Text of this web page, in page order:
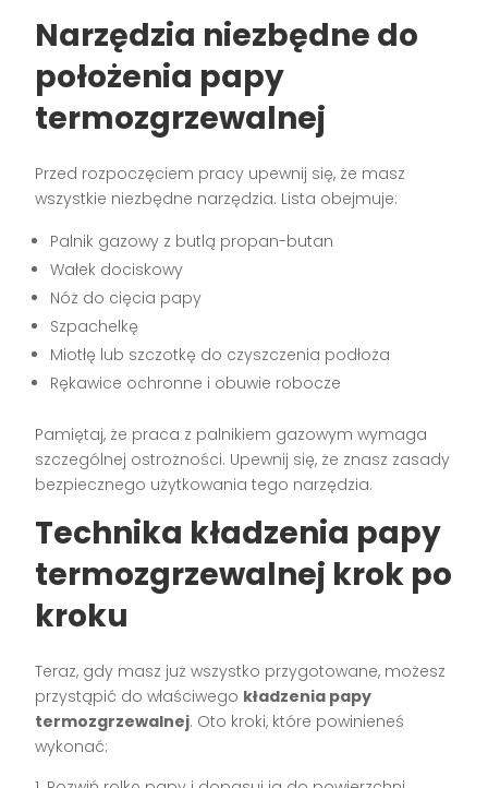
Narzędzia niezbędne do
położenia papy
termozgrzewalnej
Przed rozpoczęciem pracy upewnij się, że masz
wszystkie niezbędne narzędzia. Lista obejmuje:
Palnik gazowy z butlą propan-butan
Wałek dociskowy
Nóż do cięcia papy
Szpachelkę
Miotłę lub szczotkę do czyszczenia podłoża
Rękawice ochronne i obuwie robocze
Pamiętaj, że praca z palnikiem gazowym wymaga
szczególnej ostrożności. Upewnij się, że znasz zasady
bezpiecznego użytkowania tego narzędzia.
Technika kładzenia papy
termozgrzewalnej krok po
kroku
Teraz, gdy masz już wszystko przygotowane, możesz
przystąpić do właściwego kładzenia papy
termozgrzewalnej. Oto kroki, które powinieneś
wykonać: